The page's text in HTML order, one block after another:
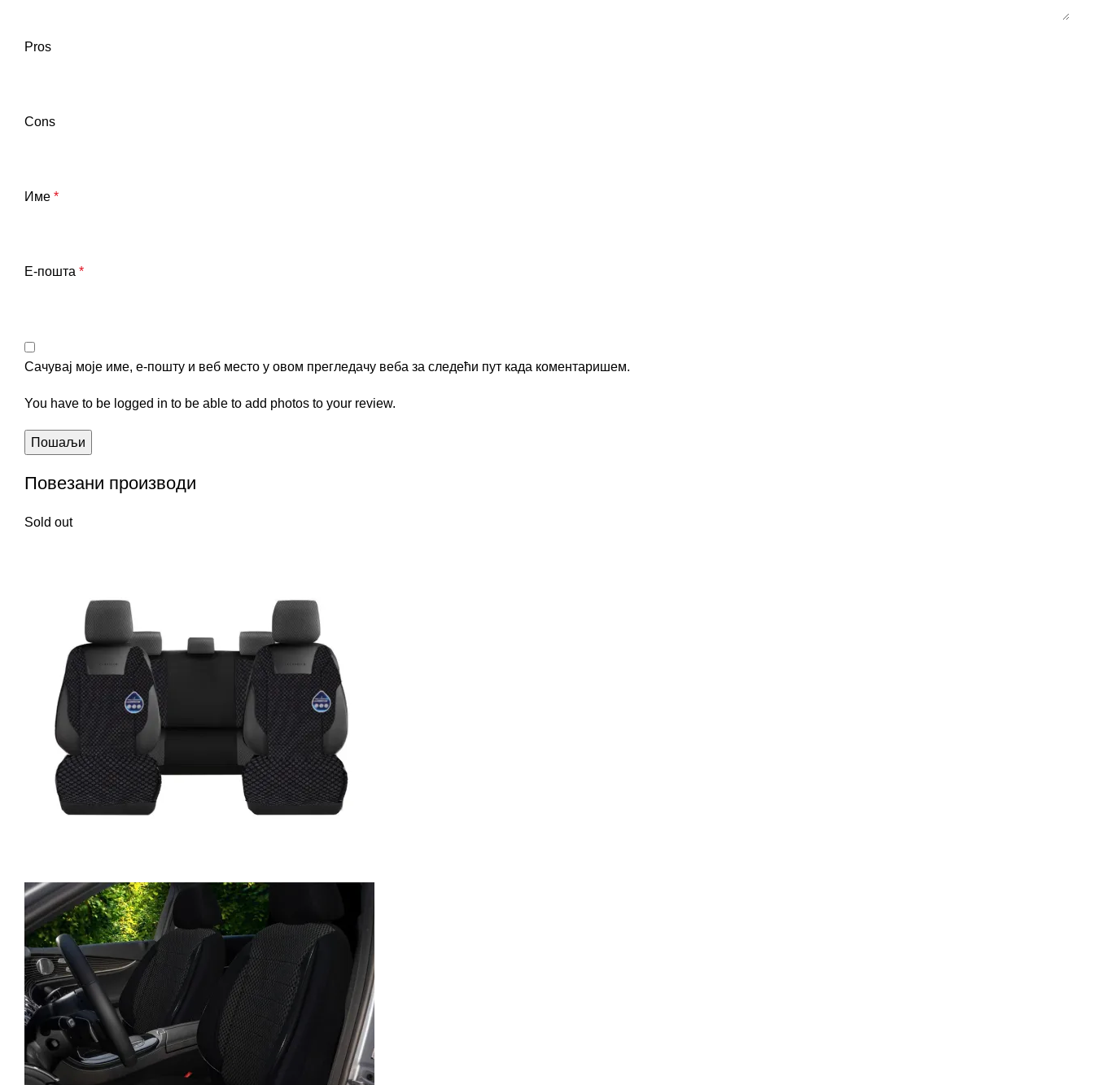
Pros
Cons
Име *
Е-пошта *
Сачувај моје име, е-пошту и веб место у овом прегледачу веба за следећи пут када коментаришем.
You have to be logged in to be able to add photos to your review.
Повезани производи
Sold out